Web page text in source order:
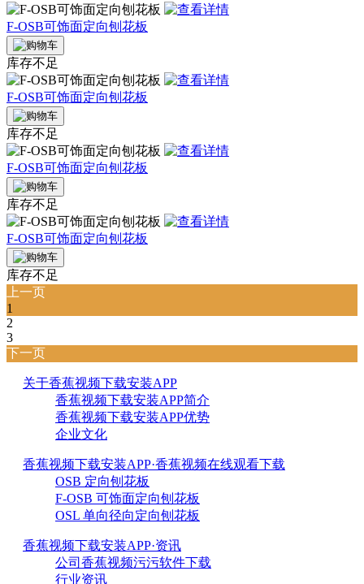
F-OSB可饰面定向刨花板
库存不足
F-OSB可饰面定向刨花板
库存不足
F-OSB可饰面定向刨花板
库存不足
F-OSB可饰面定向刨花板
库存不足
上一页
1
2
3
下一页
关于香蕉视频下载安装APP
香蕉视频下载安装APP简介
香蕉视频下载安装APP优势
企业文化
香蕉视频下载安装APP·香蕉视频在线观看下载
OSB 定向刨花板
F-OSB 可饰面定向刨花板
OSL 单向径向定向刨花板
香蕉视频下载安装APP·资讯
公司香蕉视频污污软件下载
行业资讯